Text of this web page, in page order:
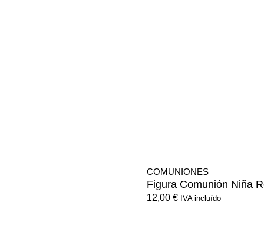
COMUNIONES
Figura Comunión Niña
12,00 € IVA incluído